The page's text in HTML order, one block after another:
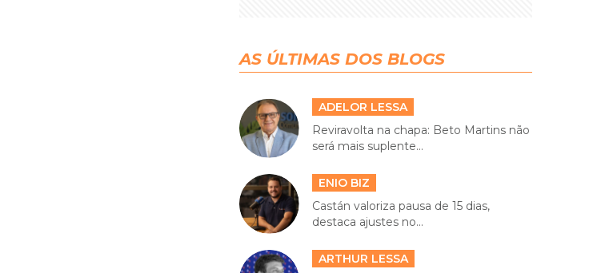
AS ÚLTIMAS DOS BLOGS
ADELOR LESSA
Reviravolta na chapa: Beto Martins não
será mais suplente...
ENIO BIZ
Castán valoriza pausa de 15 dias,
destaca ajustes no...
ARTHUR LESSA